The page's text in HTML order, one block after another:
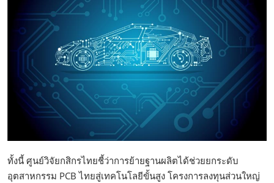
ทั้งนี้ ศูนย์วิจัยกสิกรไทยชี้ว่าการย้ายฐานผลิตได้ช่วยยกระดับ
อุตสาหกรรม PCB ไทยสู่เทคโนโลยีขั้นสูง โครงการลงทุนส่วนใหญ่